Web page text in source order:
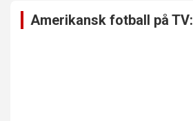
Amerikansk fotball på TV: